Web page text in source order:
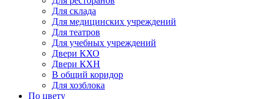
Для склада
Для медицинских учреждений
Для театров
Для учебных учреждений
Двери КХО
Двери КХН
В общий коридор
Для хозблока
По цвету